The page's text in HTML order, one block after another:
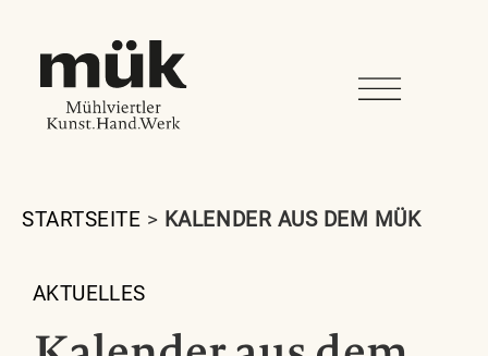
STARTSEITE > KALENDER AUS DEM MÜK
AKTUELLES